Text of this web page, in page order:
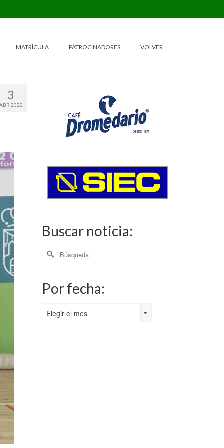
MATRÍCULA PATROCINADORES VOLVER
3
2022
Buscar noticia:
Buscar
por:
Por fecha:
fecha:
Elegir el mes